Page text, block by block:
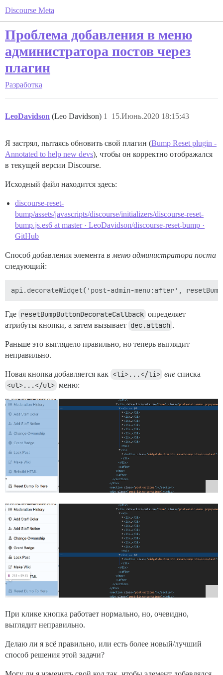
Discourse Meta
Проблема добавления в меню
администратора постов через
плагин
Разработка
LeoDavidson (Leo Davidson) 15.Июнь.2020 18:15:43
1
Я застрял, пытаясь обновить свой плагин (Bump Reset plugin -
Annotated to help new devs), чтобы он корректно отображался
в текущей версии Discourse.
Исходный файл находится здесь:
discourse-reset-
bump/assets/javascripts/discourse/initializers/discourse-reset-
bump.js.es6 at master · LeoDavidson/discourse-reset-bump ·
GitHub
Способ добавления элемента в меню администратора поста
следующий:
Где resetBumpButtonDecorateCallback определяет
атрибуты кнопки, а затем вызывает dec.attach .
Раньше это выглядело правильно, но теперь выглядит
неправильно.
Новая кнопка добавляется как <li>...</li> вне списка
<ul>...</ul> меню:
При клике кнопка работает нормально, но, очевидно,
выглядит неправильно.
Делаю ли я всё правильно, или есть более новый/лучший
способ решения этой задачи?